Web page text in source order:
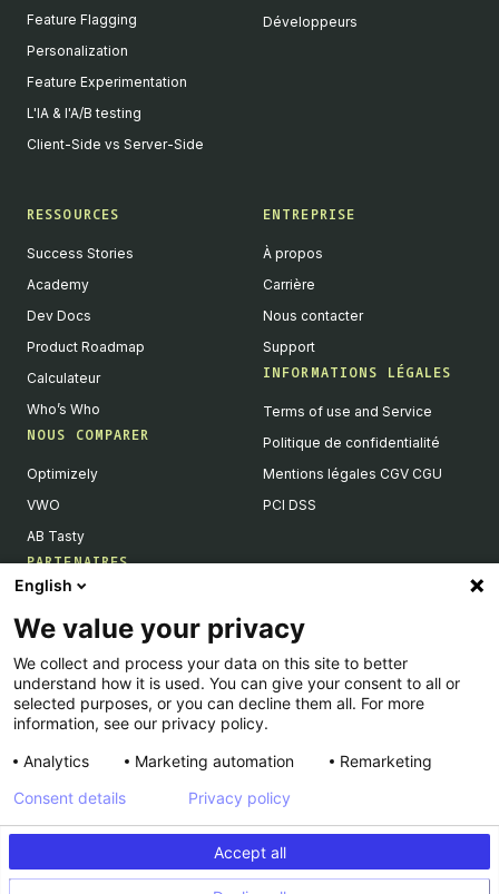
Feature Flagging
Personalization
Feature Experimentation
L'IA & l'A/B testing
Client-Side vs Server-Side
Développeurs
RESSOURCES
Success Stories
Academy
Dev Docs
Product Roadmap
Calculateur
Who’s Who
NOUS COMPARER
Optimizely
VWO
AB Tasty
PARTENAIRES
Devenir partenaires
Liste de nos intégrations
Agences Partenaires
ENTREPRISE
À propos
Carrière
Nous contacter
Support
INFORMATIONS LÉGALES
Terms of use and Service
Politique de confidentialité
Mentions légales CGV CGU
PCI DSS
© Kameleoon — 2026 All rights Reserved
Privacy policy
English
We value your privacy
We collect and process your data on this site to better
understand how it is used. You can give your consent to all or
selected purposes, or you can decline them all. For more
information, see our privacy policy.
Analytics
Marketing automation Remarketing
Accept all
Consent details Privacy policy